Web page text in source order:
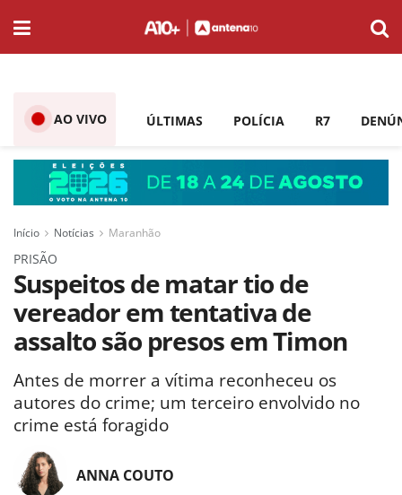
AO VIVO ÚLTIMAS POLÍCIA R7
Início Notícias Maranhão
PRISÃO
Suspeitos de matar tio de
vereador em tentativa de
assalto são presos em Timon
Antes de morrer a vítima reconheceu os
autores do crime; um terceiro envolvido no
crime está foragido
ANNA COUTO